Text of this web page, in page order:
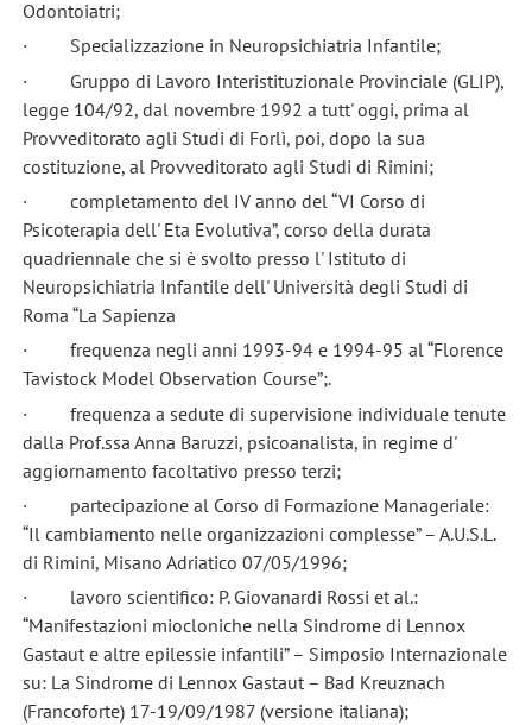
Odontoiatri;
· Specializzazione in Neuropsichiatria Infantile;
· Gruppo di Lavoro Interistituzionale Provinciale (GLIP),
legge 104/92, dal novembre 1992 a tutt' oggi, prima al
Provveditorato agli Studi di Forlì, poi, dopo la sua
costituzione, al Provveditorato agli Studi di Rimini;
· completamento del IV anno del “VI Corso di
Psicoterapia dell' Eta Evolutiva”, corso della durata
quadriennale che si è svolto presso l' Istituto di
Neuropsichiatria Infantile dell' Università degli Studi di
Roma “La Sapienza
· frequenza negli anni 1993-94 e 1994-95 al “Florence
Tavistock Model Observation Course”;.
· frequenza a sedute di supervisione individuale tenute
dalla Prof.ssa Anna Baruzzi, psicoanalista, in regime d'
aggiornamento facoltativo presso terzi;
· partecipazione al Corso di Formazione Manageriale:
“Il cambiamento nelle organizzazioni complesse” – A.U.S.L.
di Rimini, Misano Adriatico 07/05/1996;
· lavoro scientifico: P. Giovanardi Rossi et al.:
“Manifestazioni miocloniche nella Sindrome di Lennox
Gastaut e altre epilessie infantili” – Simposio Internazionale
su: La Sindrome di Lennox Gastaut – Bad Kreuznach
(Francoforte) 17-19/09/1987 (versione italiana);